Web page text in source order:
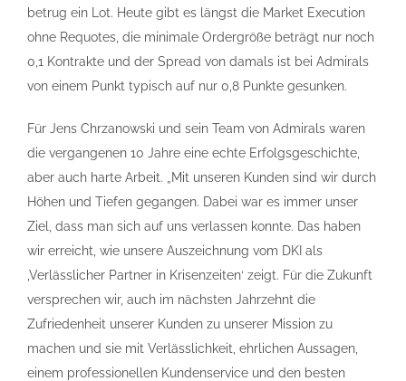
betrug ein Lot. Heute gibt es längst die Market Execution
ohne Requotes, die minimale Ordergröße beträgt nur noch
0,1 Kontrakte und der Spread von damals ist bei Admirals
von einem Punkt typisch auf nur 0,8 Punkte gesunken.
Für Jens Chrzanowski und sein Team von Admirals waren
die vergangenen 10 Jahre eine echte Erfolgsgeschichte,
aber auch harte Arbeit. „Mit unseren Kunden sind wir durch
Höhen und Tiefen gegangen. Dabei war es immer unser
Ziel, dass man sich auf uns verlassen konnte. Das haben
wir erreicht, wie unsere Auszeichnung vom DKI als
‚Verlässlicher Partner in Krisenzeiten‘ zeigt. Für die Zukunft
versprechen wir, auch im nächsten Jahrzehnt die
Zufriedenheit unserer Kunden zu unserer Mission zu
machen und sie mit Verlässlichkeit, ehrlichen Aussagen,
einem professionellen Kundenservice und den besten